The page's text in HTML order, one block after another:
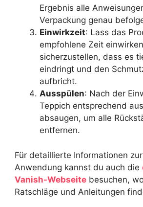
Ergebnis alle
Verpackung genau
Einwirkzeit: Lass das
empfohlene Zeit
sicherzustellen, dass es
eindringt und den
aufbricht.
Ausspülen: Nach der
Teppich entsprechend
absaugen, um alle
entfernen.
Für detaillierte Informationen
Anwendung kannst du auch die
Vanish-Webseite besuchen,
Ratschläge und Anleitungen